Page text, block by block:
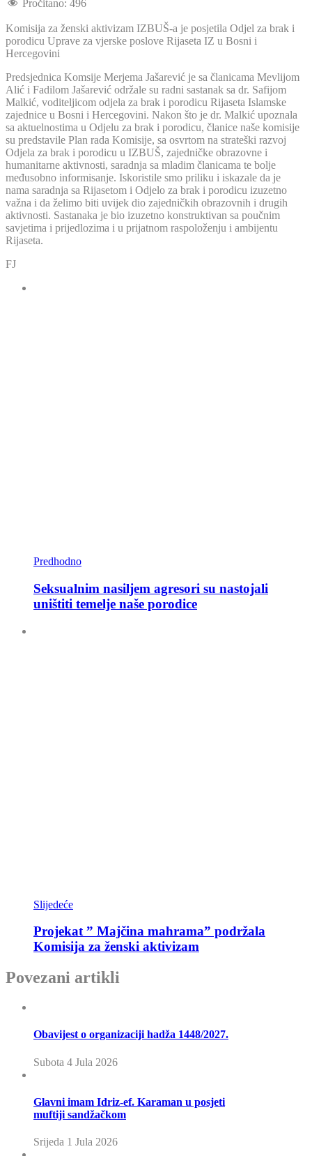
Pročitano: 496
Komisija za ženski aktivizam IZBUŠ-a je posjetila Odjel za brak i
porodicu Uprave za vjerske poslove Rijaseta IZ u Bosni i
Hercegovini
Predsjednica Komsije Merjema Jašarević je sa članicama Mevlijom
Alić i Fadilom Jašarević održale su radni sastanak sa dr. Safijom
Malkić, voditeljicom odjela za brak i porodicu Rijaseta Islamske
zajednice u Bosni i Hercegovini. Nakon što je dr. Malkić upoznala
sa aktuelnostima u Odjelu za brak i porodicu, članice naše komisije
su predstavile Plan rada Komisije, sa osvrtom na strateški razvoj
Odjela za brak i porodicu u IZBUŠ, zajedničke obrazovne i
humanitarne aktivnosti, saradnja sa mladim članicama te bolje
međusobno informisanje. Iskoristile smo priliku i iskazale da je
nama saradnja sa Rijasetom i Odjelo za brak i porodicu izuzetno
važna i da želimo biti uvijek dio zajedničkih obrazovnih i drugih
aktivnosti. Sastanaka je bio izuzetno konstruktivan sa poučnim
savjetima i prijedlozima i u prijatnom raspoloženju i ambijentu
Rijaseta.
FJ
Predhodno
Seksualnim nasiljem agresori su nastojali
uništiti temelje naše porodice
Slijedeće
Projekat ” Majčina mahrama” podržala
Komisija za ženski aktivizam
Povezani artikli
Obavijest o organizaciji hadža 1448/2027.
Subota 4 Jula 2026
Glavni imam Idriz-ef. Karaman u posjeti
muftiji sandžačkom
Srijeda 1 Jula 2026